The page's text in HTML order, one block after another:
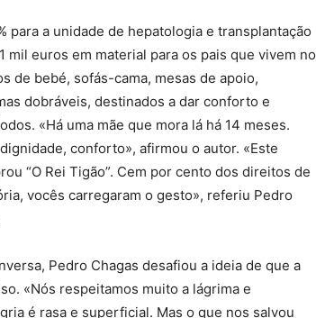
para a unidade de hepatologia e transplantação
mil euros em material para os pais que vivem no
de bebé, sofás-cama, mesas de apoio,
dobráveis, destinados a dar conforto e
«Há uma mãe que mora lá há 14 meses.
conforto», afirmou o autor. «Este
“O Rei Tigão”. Cem por cento dos direitos de
vocês carregaram o gesto», referiu Pedro
Pedro Chagas desafiou a ideia de que a
«Nós respeitamos muito a lágrima e
é rasa e superficial. Mas o que nos salvou